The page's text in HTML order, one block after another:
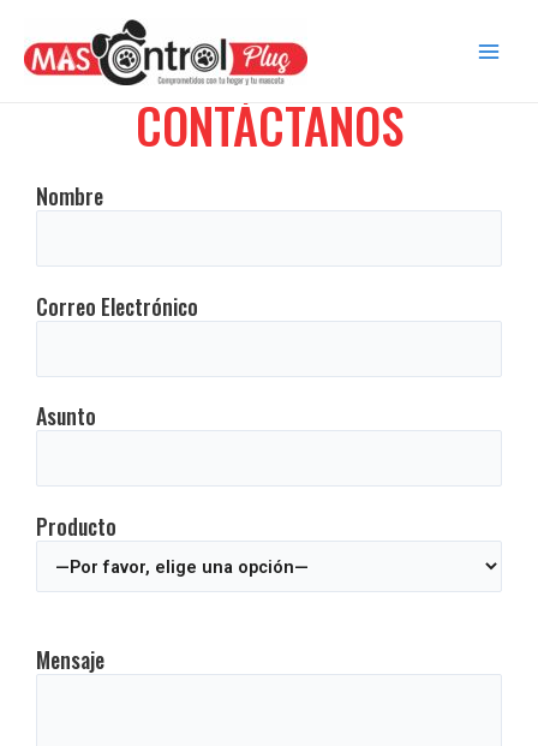
CONTÁCTANOS
Nombre
Correo Electrónico
Asunto
Producto
Mensaje